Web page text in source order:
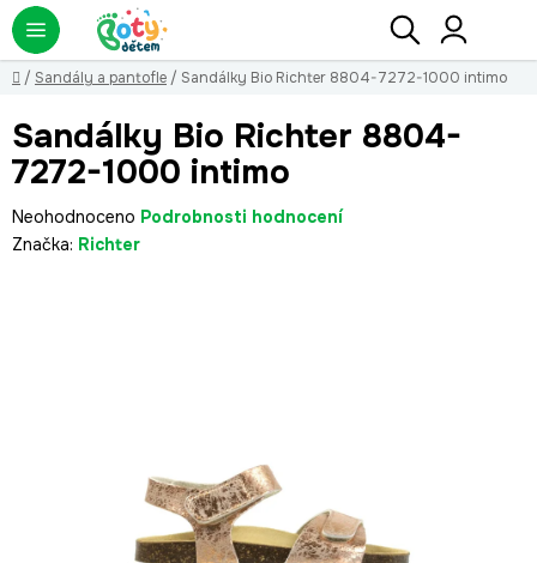
Přejít
na
obsah
Hledat
Domů
/ Sandály a pantofle / Sandálky Bio Richter 8804-7272-1000 intimo
Sandálky Bio Richter 8804-
7272-1000 intimo
Průměrné
hodnocení
Neohodnoceno Podrobnosti hodnocení
Značka: Richter